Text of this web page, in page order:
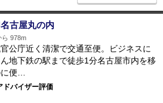
古屋丸の内
ら 978m
公庁近く清潔で交通至便。ビジネスに
地下鉄の駅まで徒歩1分名古屋市内を移
に便…
ドバイザー評価